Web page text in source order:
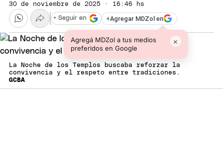
30 de noviembre de 2025 · 16:46 hs
+Agregar MDZol en
Agregá MDZol a tus medios
preferidos en Google
×
+ Seguir en
La Noche de los Templos buscaba reforzar la
convivencia y el respeto entre tradiciones.
GCBA